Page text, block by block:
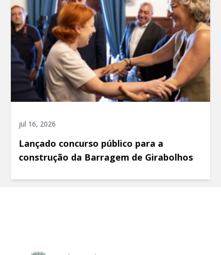
jul 16, 2026
Lançado concurso público para a
construção da Barragem de Girabolhos